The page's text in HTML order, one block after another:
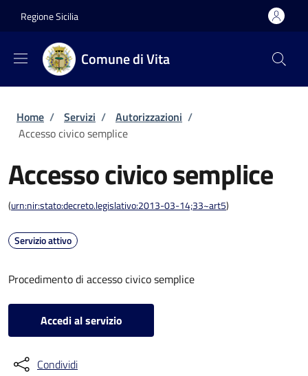
Regione Sicilia
Comune di Vita
Briciole di pane
Home / Servizi / Autorizzazioni /
Accesso civico semplice
Accesso civico semplice
(urn:nir:stato:decreto.legislativo:2013-03-14;33~art5)
Servizio attivo
Procedimento di accesso civico semplice
Accedi al servizio
Condividi